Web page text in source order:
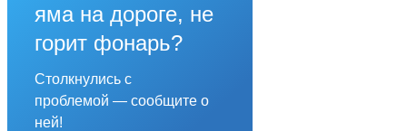
яма на дороге, не
горит фонарь?
Столкнулись с
проблемой — сообщите о
ней!